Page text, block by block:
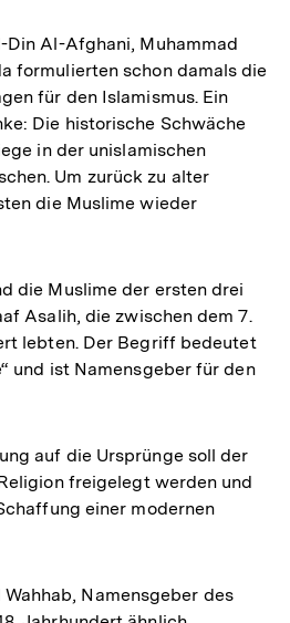
Din Al-Afghani, Muhammad
formulierten schon damals die
für den Islamismus. Ein
Die historische Schwäche
in der unislamischen
Um zurück zu alter
die Muslime wieder
die Muslime der ersten drei
Asalih, die zwischen dem 7.
lebten. Der Begriff bedeutet
und ist Namensgeber für den
auf die Ursprünge soll der
freigelegt werden und
einer modernen
Namensgeber des